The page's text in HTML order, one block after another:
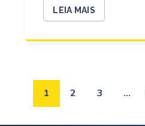
LEIA MAIS
1 2 3 …